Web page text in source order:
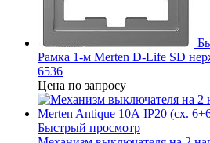
Рамка 1-м Merten D-Life SD
6536
Цена по запросу
Быстрый просмотр